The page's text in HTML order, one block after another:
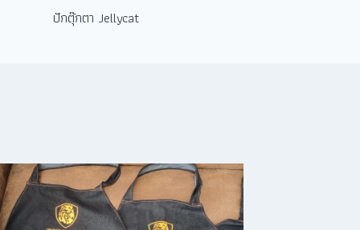
ปักตุ๊กตา Jellycat